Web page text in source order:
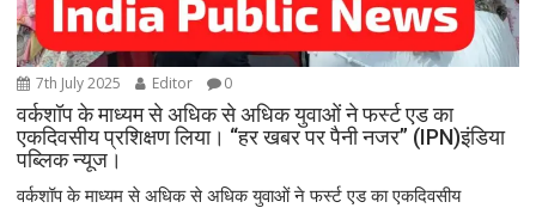
7th July 2025 Editor 0
वर्कशॉप के माध्यम से अधिक से अधिक युवाओं ने फर्स्ट एड का
एकदिवसीय प्रशिक्षण लिया। “हर खबर पर पैनी नजर” (IPN)इंडिया
पब्लिक न्यूज।
वर्कशॉप के माध्यम से अधिक से अधिक युवाओं ने फर्स्ट एड का एकदिवसीय